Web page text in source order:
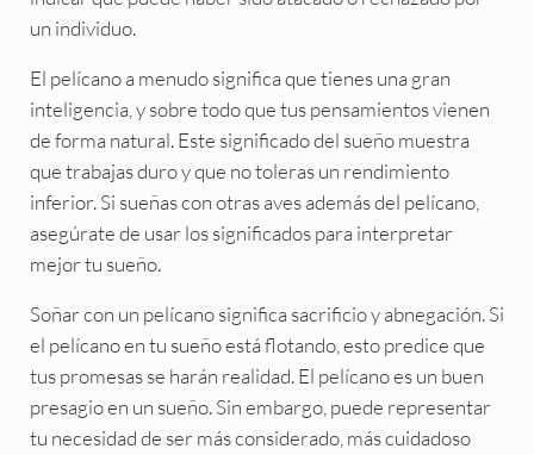
un individuo.
El pelícano a menudo significa que tienes una gran
inteligencia, y sobre todo que tus pensamientos vienen
de forma natural. Este significado del sueño muestra
que trabajas duro y que no toleras un rendimiento
inferior. Si sueñas con otras aves además del pelícano,
asegúrate de usar los significados para interpretar
mejor tu sueño.
Soñar con un pelícano significa sacrificio y abnegación. Si
el pelícano en tu sueño está flotando, esto predice que
tus promesas se harán realidad. El pelícano es un buen
presagio en un sueño. Sin embargo, puede representar
tu necesidad de ser más considerado, más cuidadoso